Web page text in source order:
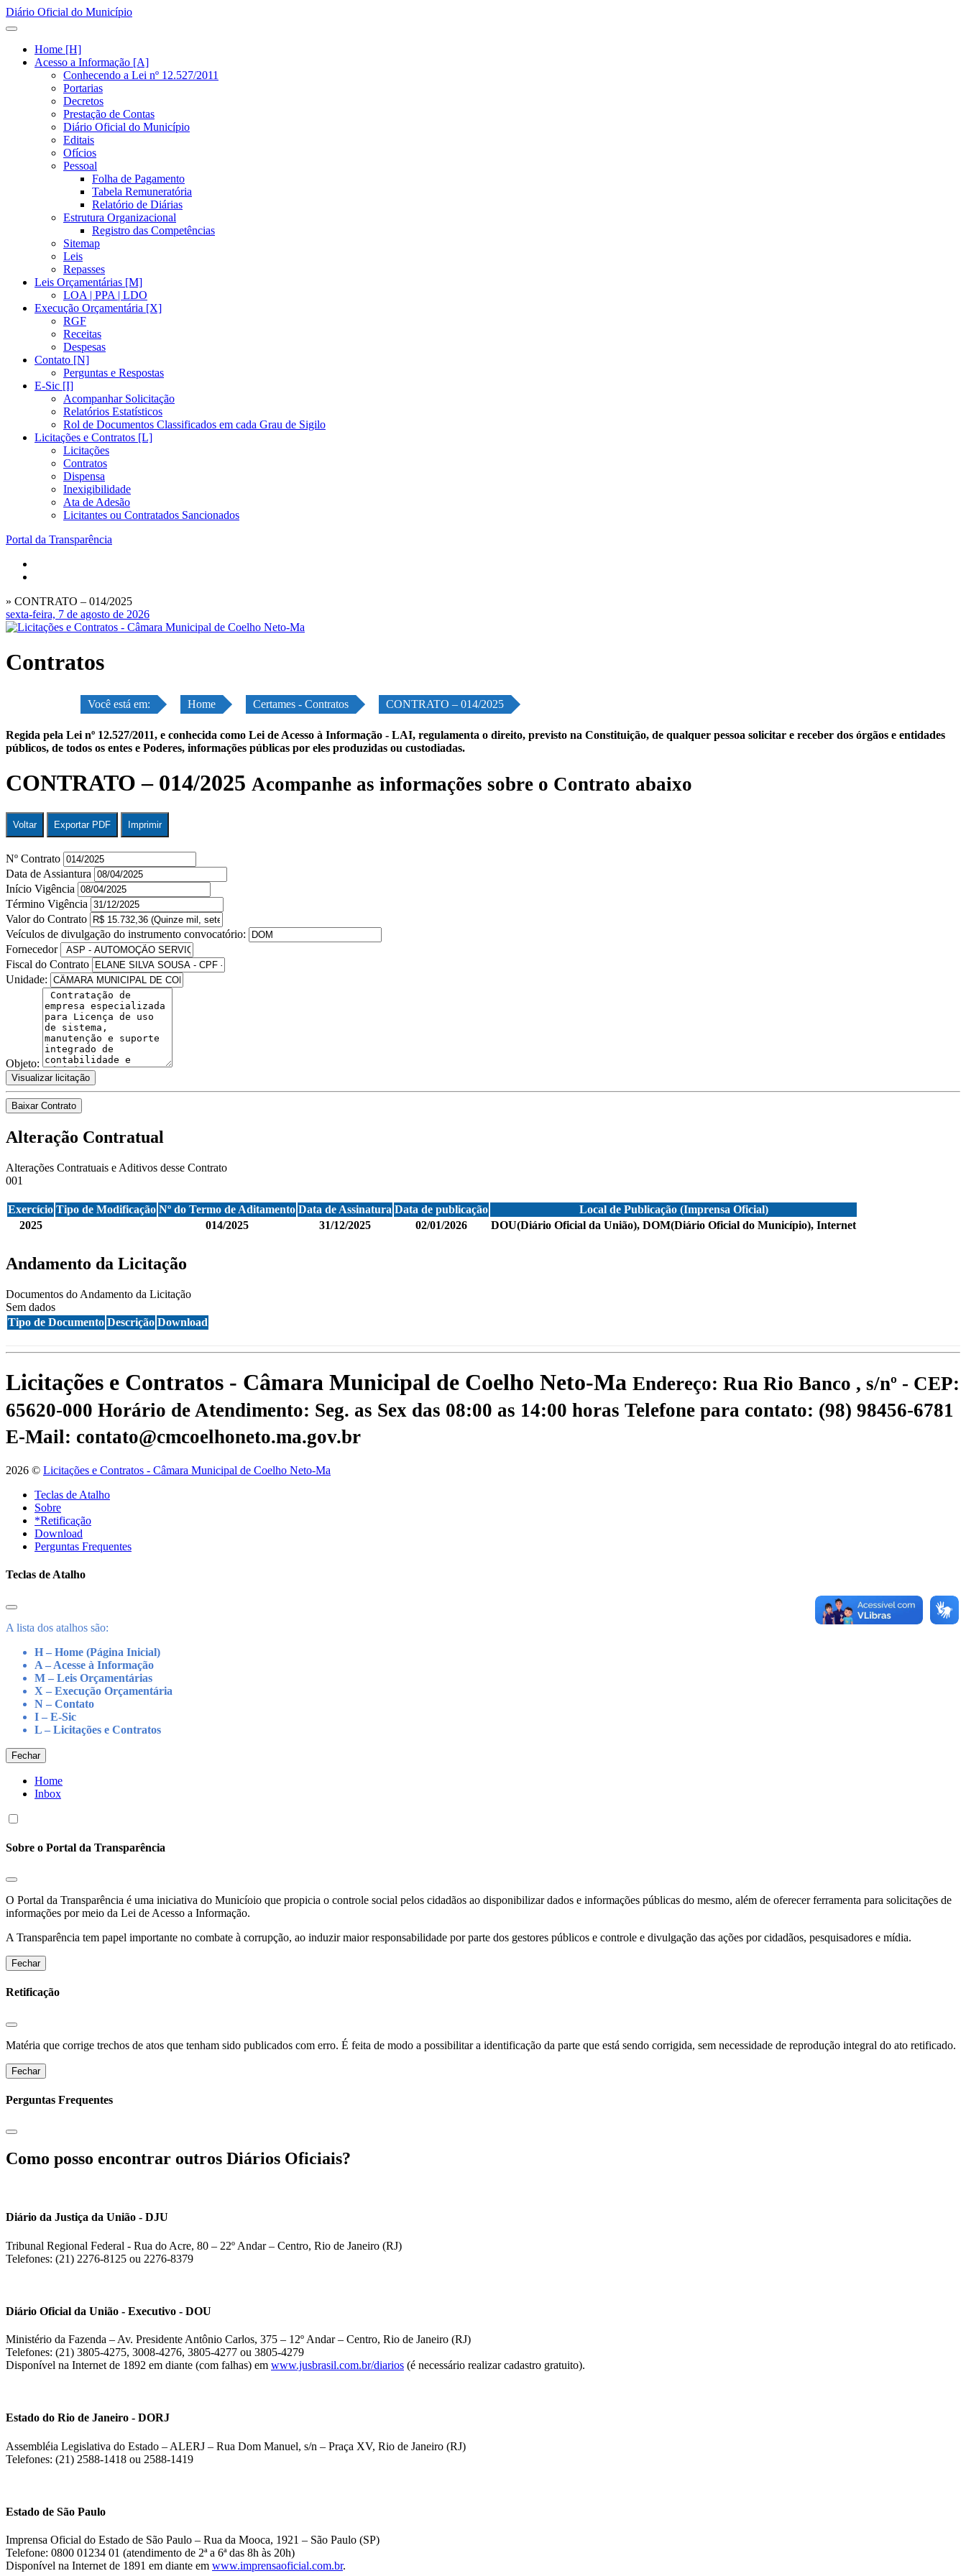
Diário Oficial do Município
Home [H]
Acesso a Informação [A]
Conhecendo a Lei nº 12.527/2011
Portarias
Decretos
Prestação de Contas
Diário Oficial do Município
Editais
Ofícios
Pessoal
Folha de Pagamento
Tabela Remuneratória
Relatório de Diárias
Estrutura Organizacional
Registro das Competências
Sitemap
Leis
Repasses
Leis Orçamentárias [M]
LOA | PPA | LDO
Execução Orçamentária [X]
RGF
Receitas
Despesas
Contato [N]
Perguntas e Respostas
E-Sic [I]
Acompanhar Solicitação
Relatórios Estatísticos
Rol de Documentos Classificados em cada Grau de Sigilo
Licitações e Contratos [L]
Licitações
Contratos
Dispensa
Inexigibilidade
Ata de Adesão
Licitantes ou Contratados Sancionados
Portal da Transparência
» CONTRATO – 014/2025
sexta-feira, 7 de agosto de 2026
Contratos
Você está em: Home Certames - Contratos CONTRATO – 014/2025
Regida pela Lei nº 12.527/2011, e conhecida como Lei de Acesso à Informação - LAI, regulamenta o direito, previsto na Constituição, de qualquer pessoa solicitar e receber dos órgãos e entidades
públicos, de todos os entes e Poderes, informações públicas por eles produzidas ou custodiadas.
CONTRATO – 014/2025 Acompanhe as informações sobre o Contrato abaixo
Voltar Exportar PDF Imprimir
Nº Contrato
Data de Assiantura
Início Vigência
Término Vigência
Valor do Contrato
Veículos de divulgação do instrumento convocatório:
Fornecedor
Fiscal do Contrato
Unidade:
Objeto:
Visualizar licitação
Baixar Contrato
Alteração Contratual
Alterações Contratuais e Aditivos desse Contrato
001
Exercício Tipo de Modificação Nº do Termo de Aditamento Data de Assinatura Data de publicação
Local de Publicação (Imprensa Oficial)
2025
014/2025 31/12/2025 02/01/2026 DOU(Diário Oficial da União), DOM(Diário Oficial do Município), Internet
Andamento da Licitação
Documentos do Andamento da Licitação
Sem dados
Tipo de Documento Descrição Download
Licitações e Contratos - Câmara Municipal de Coelho Neto-Ma Endereço: Rua Rio Banco , s/nº - CEP:
65620-000 Horário de Atendimento: Seg. as Sex das 08:00 as 14:00 horas Telefone para contato: (98) 98456-6781
E-Mail: contato@cmcoelhoneto.ma.gov.br
2026 © Licitações e Contratos - Câmara Municipal de Coelho Neto-Ma
Teclas de Atalho
Sobre
*Retificação
Download
Perguntas Frequentes
Teclas de Atalho
A lista dos atalhos são:
H – Home (Página Inicial)
A – Acesse à Informação
M – Leis Orçamentárias
X – Execução Orçamentária
N – Contato
I – E-Sic
L – Licitações e Contratos
Fechar
Home
Inbox
Sobre o Portal da Transparência
O Portal da Transparência é uma iniciativa do Municíoio que propicia o controle social pelos cidadãos ao disponibilizar dados e informações públicas do mesmo, além de oferecer ferramenta para solicitações de
informações por meio da Lei de Acesso a Informação.
A Transparência tem papel importante no combate à corrupção, ao induzir maior responsabilidade por parte dos gestores públicos e controle e divulgação das ações por cidadãos, pesquisadores e mídia.
Fechar
Retificação
Matéria que corrige trechos de atos que tenham sido publicados com erro. É feita de modo a possibilitar a identificação da parte que está sendo corrigida, sem necessidade de reprodução integral do ato retificado.
Fechar
Perguntas Frequentes
Como posso encontrar outros Diários Oficiais?
Diário da Justiça da União - DJU
Tribunal Regional Federal - Rua do Acre, 80 – 22º Andar – Centro, Rio de Janeiro (RJ)
Telefones: (21) 2276-8125 ou 2276-8379
Diário Oficial da União - Executivo - DOU
Ministério da Fazenda – Av. Presidente Antônio Carlos, 375 – 12º Andar – Centro, Rio de Janeiro (RJ)
Telefones: (21) 3805-4275, 3008-4276, 3805-4277 ou 3805-4279
Disponível na Internet de 1892 em diante (com falhas) em www.jusbrasil.com.br/diarios (é necessário realizar cadastro gratuito).
Estado do Rio de Janeiro - DORJ
Assembléia Legislativa do Estado – ALERJ – Rua Dom Manuel, s/n – Praça XV, Rio de Janeiro (RJ)
Telefones: (21) 2588-1418 ou 2588-1419
Estado de São Paulo
Imprensa Oficial do Estado de São Paulo – Rua da Mooca, 1921 – São Paulo (SP)
Telefone: 0800 01234 01 (atendimento de 2ª a 6ª das 8h às 20h)
Disponível na Internet de 1891 em diante em www.imprensaoficial.com.br.